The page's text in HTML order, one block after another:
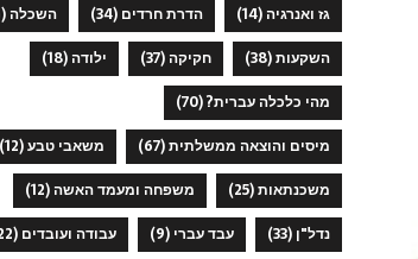
גז ואנרגיה(14) הדרת חרדים (34) השכלה(26)
השקעות(38) חקיקה(37) ילודה(18)
מהי כלכלה עברית?(70)
מיסים והוצאה ממשלתית(67) משאבי טבע(12)
משכנתאות(25) משפחה ומעמד האשה(12)
נדל"ן (33) עבד עברי (9) עבודה ועובדים (22)